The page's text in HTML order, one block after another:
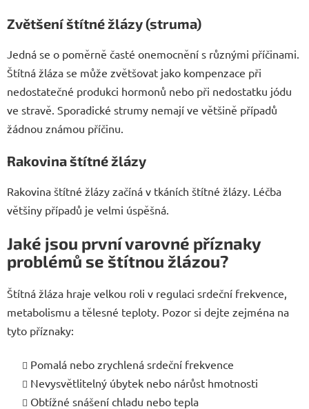
Zvětšení štítné žlázy (struma)
Jedná se o poměrně časté onemocnění s různými příčinami.
Štítná žláza se může zvětšovat jako kompenzace při
nedostatečné produkci hormonů nebo při nedostatku jódu
ve stravě. Sporadické strumy nemají ve většině případů
žádnou známou příčinu.
Rakovina štítné žlázy
Rakovina štítné žlázy začíná v tkáních štítné žlázy. Léčba
většiny případů je velmi úspěšná.
Jaké jsou první varovné příznaky
problémů se štítnou žlázou?
Štítná žláza hraje velkou roli v regulaci srdeční frekvence,
metabolismu a tělesné teploty. Pozor si dejte zejména na
tyto příznaky:
Pomalá nebo zrychlená srdeční frekvence
Nevysvětlitelný úbytek nebo nárůst hmotnosti
Obtížné snášení chladu nebo tepla